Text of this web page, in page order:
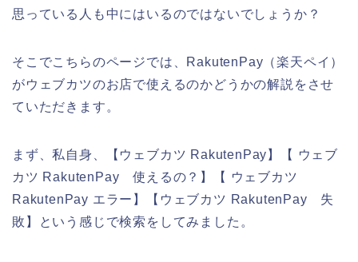
思っている人も中にはいるのではないでしょうか？
そこでこちらのページでは、RakutenPay（楽天ペイ）
がウェブカツのお店で使えるのかどうかの解説をさせ
ていただきます。
まず、私自身、【ウェブカツ RakutenPay】【 ウェブ
カツ RakutenPay 使えるの？】【 ウェブカツ
RakutenPay エラー】【ウェブカツ RakutenPay 失
敗】という感じで検索をしてみました。